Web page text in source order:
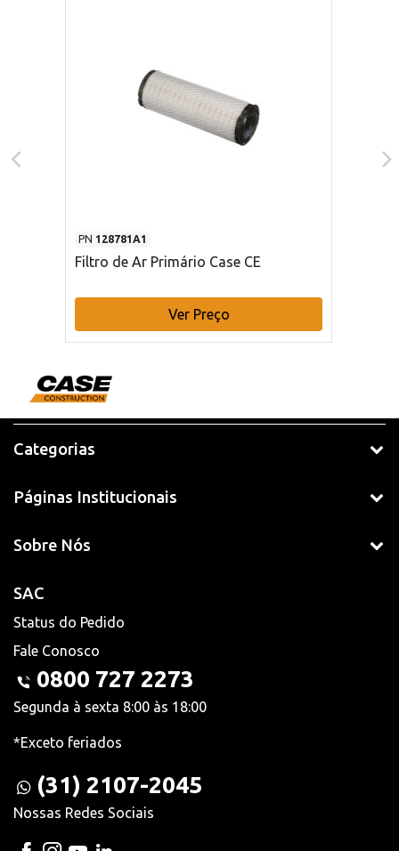
PN 128781A1
Filtro de Ar Primário Case CE
Ver Preço
Categorias
Páginas Institucionais
Sobre Nós
SAC
Status do Pedido
Fale Conosco
0800 727 2273
Segunda à sexta 8:00 às 18:00
*Exceto feriados
(31) 2107-2045
Nossas Redes Sociais